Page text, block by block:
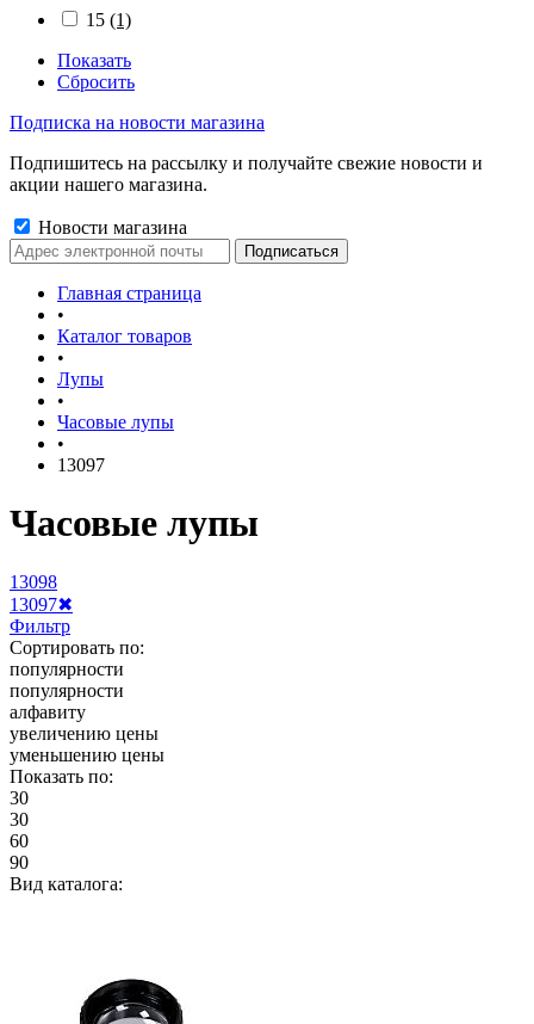
15 (1)
Показать
Сбросить
Подписка на новости магазина
Подпишитесь на рассылку и получайте свежие новости и
акции нашего магазина.
Новости магазина
Главная страница
•
Каталог товаров
•
Лупы
•
Часовые лупы
•
13097
Часовые лупы
13098
13097✖
Фильтр
Сортировать по:
популярности
популярности
алфавиту
увеличению цены
уменьшению цены
Показать по:
30
30
60
90
Вид каталога: